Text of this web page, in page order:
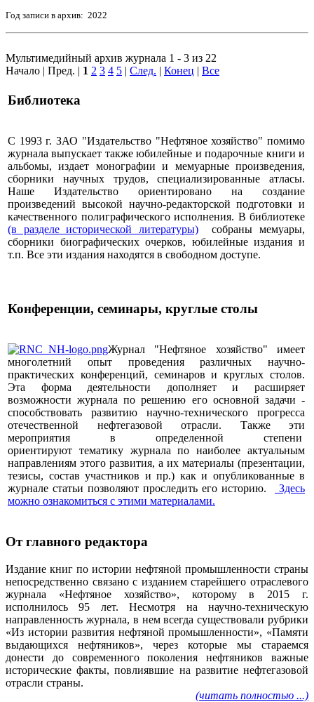
Год записи в архив: 2022
Мультимедийный архив журнала 1 - 3 из 22
Начало | Пред. | 1 2 3 4 5 | След. | Конец | Все
Библиотека
С 1993 г. ЗАО "Издательство "Нефтяное хозяйство" помимо
журнала выпускает также юбилейные и подарочные книги и
альбомы, издает монографии и мемуарные произведения,
сборники научных трудов, специализированные атласы.
Наше Издательство ориентировано на создание
произведений высокой научно-редакторской подготовки и
качественного полиграфического исполнения. В библиотеке
(в разделе исторической литературы) собраны мемуары,
сборники биографических очерков, юбилейные издания и
т.п. Все эти издания находятся в свободном доступе.
Конференции, семинары, круглые столы
Журнал "Нефтяное хозяйство" имеет
многолетний опыт проведения различных научно-
практических конференций, семинаров и круглых столов.
Эта форма деятельности дополняет и расширяет
возможности журнала по решению его основной задачи -
способствовать развитию научно-технического прогресса
отечественной нефтегазовой отрасли. Также эти
мероприятия в определенной степени
ориентируют тематику журнала по наиболее актуальным
направлениям этого развития, а их материалы (презентации,
тезисы, состав участников и пр.) как и опубликованные в
журнале статьи позволяют проследить его историю.
Здесь
можно ознакомиться с этими материалами.
От главного редактора
Издание книг по истории нефтяной промышленности страны
непосредственно связано с изданием старейшего отраслевого
журнала «Нефтяное хозяйство», которому в 2015 г.
исполнилось 95 лет. Несмотря на научно-техническую
направленность журнала, в нем всегда существовали рубрики
«Из истории развития нефтяной промышленности», «Памяти
выдающихся нефтяников», через которые мы стараемся
донести до современного поколения нефтяников важные
исторические факты, повлиявшие на развитие нефтегазовой
отрасли страны.
(читать полностью ...)